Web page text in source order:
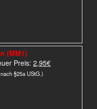
(MM1)
Preis: 2,95€Aktueller
§25a UStG.)